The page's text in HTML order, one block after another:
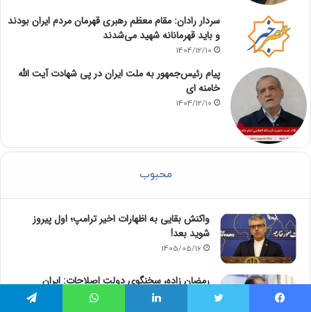
سردار رادان: مقام معظم رهبری قهرمان مردم ایران بودند
و باید قهرمانانه شهید می‌شدند
1404/12/10
پیام رئیس‌جمهور به ملت ایران در پی شهادت آیت الله
خامنه ای
1404/12/10
محبوب
واکنش بقایی به اظهارات اخیر ترامپ؛ اول پیروز
شوید بعد!
1405/05/16
رمضان زاده، سخنگوی دولت اصلاحات: ایران
پیشنهاد الحاق خود به توافق مکه را مطرح کند /